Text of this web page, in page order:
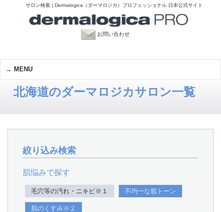
サロン検索 | Dermalogica（ダーマロジカ）プロフェッショナル 日本公式サイト
お問い合わせ
MENU
北海道のダーマロジカサロン一覧
絞り込み検索
肌悩みで探す
毛穴等の汚れ・ニキビ※１ 不均一な肌トーン
肌のくすみ※２